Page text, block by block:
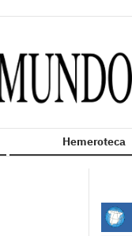
Hemeroteca